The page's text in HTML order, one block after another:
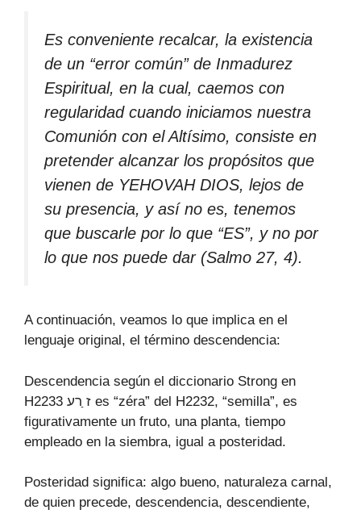
Es conveniente recalcar, la existencia
de un “error común” de Inmadurez
Espiritual, en la cual, caemos con
regularidad cuando iniciamos nuestra
Comunión con el Altísimo, consiste en
pretender alcanzar los propósitos que
vienen de YEHOVAH DIOS, lejos de
su presencia, y así no es, tenemos
que buscarle por lo que “ES”, y no por
lo que nos puede dar (Salmo 27, 4).
A continuación, veamos lo que implica en el
lenguaje original, el término descendencia:
Descendencia según el diccionario Strong en
H2233 ז ַרע es “zéra” del H2232, “semilla”, es
figurativamente un fruto, una planta, tiempo
empleado en la siembra, igual a posteridad.
Posteridad significa: algo bueno, naturaleza carnal,
de quien precede, descendencia, descendiente,